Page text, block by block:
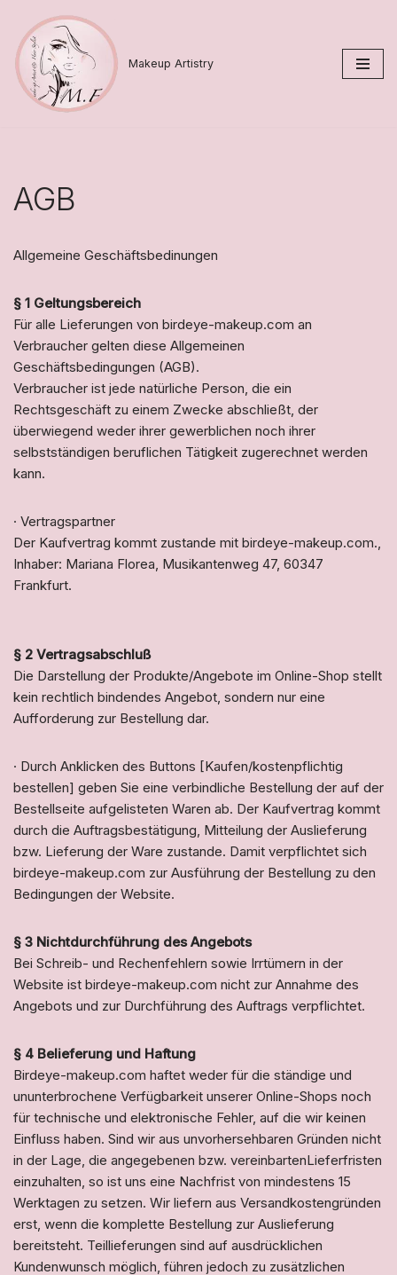
Zum
Inhalt
springen
Makeup Artistry
AGB
Allgemeine Geschäftsbedinungen
§ 1 Geltungsbereich
Für alle Lieferungen von birdeye-makeup.com an
Verbraucher gelten diese Allgemeinen
Geschäftsbedingungen (AGB).
Verbraucher ist jede natürliche Person, die ein
Rechtsgeschäft zu einem Zwecke abschließt, der
überwiegend weder ihrer gewerblichen noch ihrer
selbstständigen beruflichen Tätigkeit zugerechnet werden
kann.
· Vertragspartner
Der Kaufvertrag kommt zustande mit birdeye-makeup.com.,
Inhaber: Mariana Florea, Musikantenweg 47, 60347
Frankfurt.
§ 2 Vertragsabschluß
Die Darstellung der Produkte/Angebote im Online-Shop stellt
kein rechtlich bindendes Angebot, sondern nur eine
Aufforderung zur Bestellung dar.
· Durch Anklicken des Buttons [Kaufen/kostenpflichtig
bestellen] geben Sie eine verbindliche Bestellung der auf der
Bestellseite aufgelisteten Waren ab. Der Kaufvertrag kommt
durch die Auftragsbestätigung, Mitteilung der Auslieferung
bzw. Lieferung der Ware zustande. Damit verpflichtet sich
birdeye-makeup.com zur Ausführung der Bestellung zu den
Bedingungen der Website.
§ 3 Nichtdurchführung des Angebots
Bei Schreib- und Rechenfehlern sowie Irrtümern in der
Website ist birdeye-makeup.com nicht zur Annahme des
Angebots und zur Durchführung des Auftrags verpflichtet.
§ 4 Belieferung und Haftung
Birdeye-makeup.com haftet weder für die ständige und
ununterbrochene Verfügbarkeit unserer Online-Shops noch
für technische und elektronische Fehler, auf die wir keinen
Einfluss haben. Sind wir aus unvorhersehbaren Gründen nicht
in der Lage, die angegebenen bzw. vereinbartenLieferfristen
einzuhalten, so ist uns eine Nachfrist von mindestens 15
Werktagen zu setzen. Wir liefern aus Versandkostengründen
erst, wenn die komplette Bestellung zur Auslieferung
bereitsteht. Teillieferungen sind auf ausdrücklichen
Kundenwunsch möglich, führen jedoch zu zusätzlichen